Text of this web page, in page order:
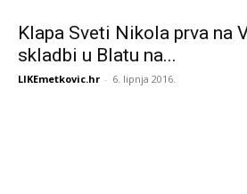
Klapa Sveti Nikola prva na
skladbi u Blatu na...
LIKEmetkovic.hr - 6. lipnja 2016.